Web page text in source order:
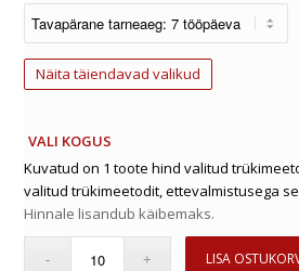
Näita täiendavad valikud
VALI KOGUS
Kuvatud on 1 toote hind valitud
valitud trükimeetodit, ettevalmistusega
Hinnale lisandub käibemaks.
LISA